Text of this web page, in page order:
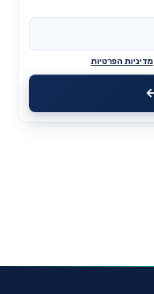
מדיניות הפרטיות